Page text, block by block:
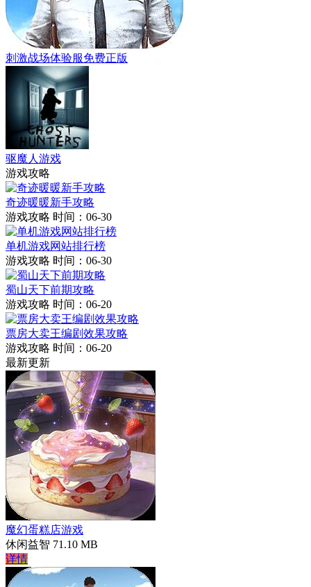
刺激战场体验服免费正版
驱魔人游戏
游戏攻略
奇迹暖暖新手攻略
游戏攻略 时间：06-30
单机游戏网站排行榜
游戏攻略 时间：06-30
蜀山天下前期攻略
游戏攻略 时间：06-20
票房大卖王编剧效果攻略
游戏攻略 时间：06-20
最新更新
魔幻蛋糕店游戏
休闲益智 71.10 MB
详情